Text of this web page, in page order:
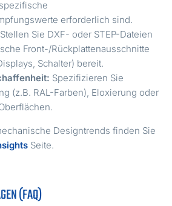
erforderlich sind.
Stellen Sie DXF- oder STEP-Dateien
Front-/Rückplattenausschnitte
Schalter) bereit.
Spezifizieren Sie
(z.B. RAL-Farben), Eloxierung oder
Designtrends finden Sie
Seite.
(FAQ)